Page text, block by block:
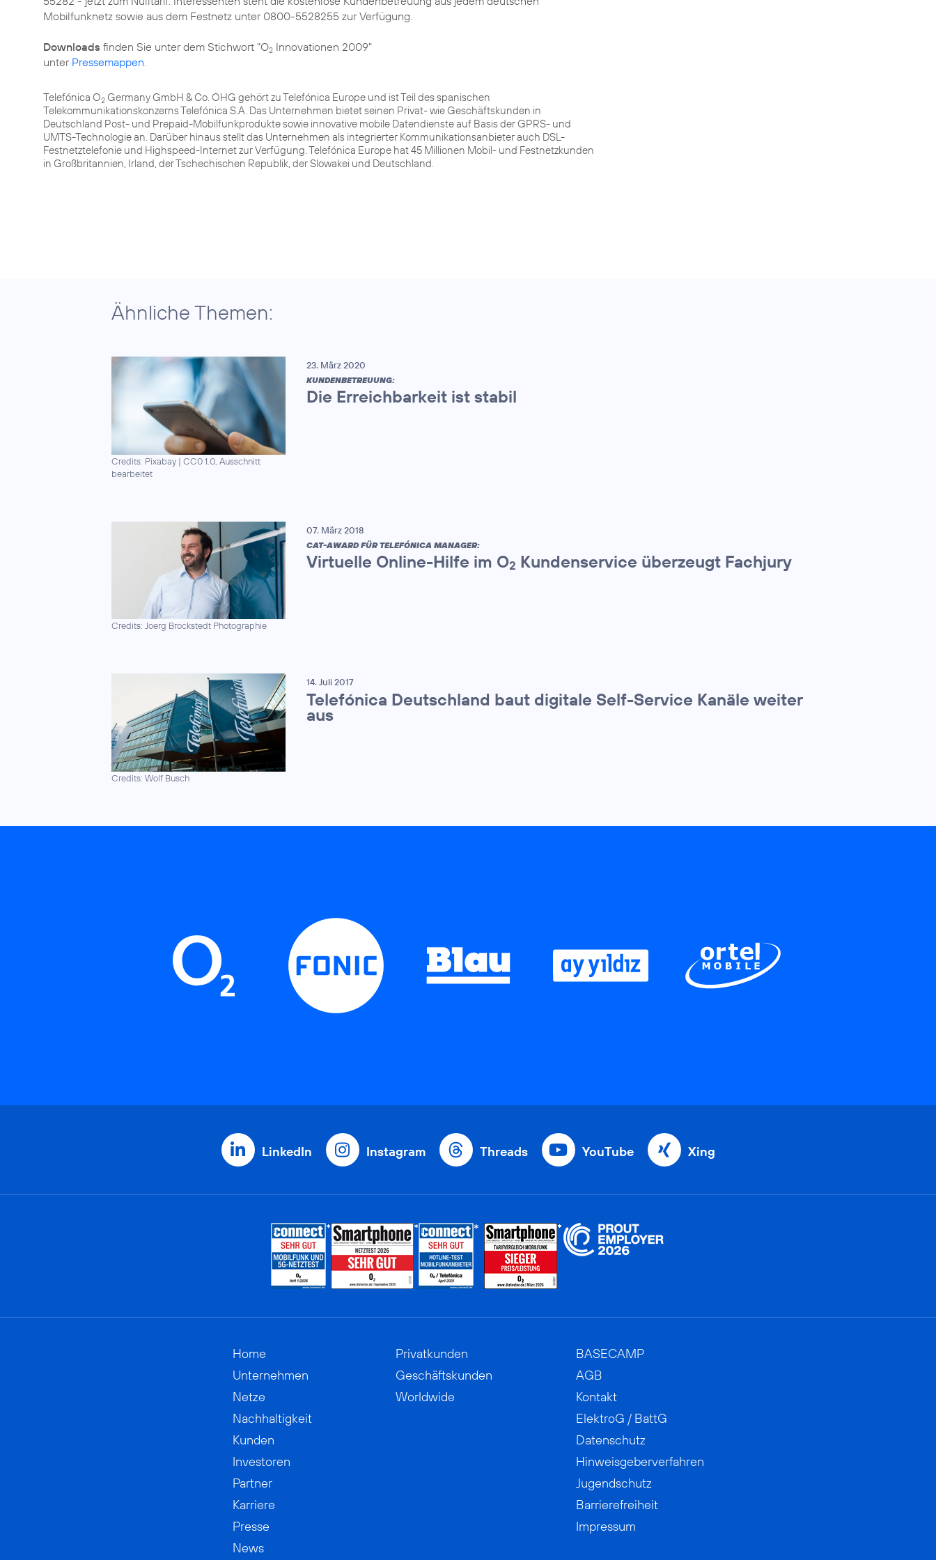
Mobilfunknetz sowie aus dem Festnetz unter 0800-5528255 zur Verfügung.
Downloads finden Sie unter dem Stichwort "O2 Innovationen 2009"
unter Pressemappen.
Telefónica O2 Germany GmbH & Co. OHG gehört zu Telefónica Europe und ist Teil des spanischen
Telekommunikationskonzerns Telefónica S.A. Das Unternehmen bietet seinen Privat- wie Geschäftskunden in
Deutschland Post- und Prepaid-Mobilfunkprodukte sowie innovative mobile Datendienste auf Basis der GPRS- und
UMTS-Technologie an. Darüber hinaus stellt das Unternehmen als integrierter Kommunikationsanbieter auch DSL-
Festnetztelefonie und Highspeed-Internet zur Verfügung. Telefónica Europe hat 45 Millionen Mobil- und Festnetzkunden
in Großbritannien, Irland, der Tschechischen Republik, der Slowakei und Deutschland.
Ähnliche Themen:
Credits: Pixabay | CC0 1.0, Ausschnitt
bearbeitet
23. März 2020
KUNDENBETREUUNG:
Die Erreichbarkeit ist stabil
Credits: Joerg Brockstedt Photographie
07. März 2018
CAT-AWARD FÜR TELEFÓNICA MANAGER:
Virtuelle Online-Hilfe im O2 Kundenservice überzeugt Fachjury
Credits: Wolf Busch
14. Juli 2017
Telefónica Deutschland baut digitale Self-Service Kanäle weiter
aus
LinkedIn Instagram Threads YouTube Xing
Home
Unternehmen
Netze
Nachhaltigkeit
Kunden
Investoren
Partner
Karriere
Presse
News
Privatkunden
Geschäftskunden
Worldwide
BASECAMP
AGB
Kontakt
ElektroG / BattG
Datenschutz
Hinweisgeberverfahren
Jugendschutz
Barrierefreiheit
Impressum